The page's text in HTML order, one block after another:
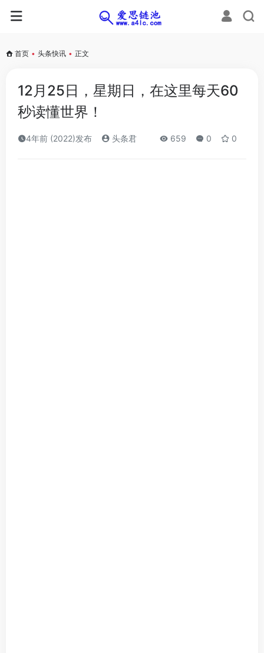
首页 • 头条快讯 • 正文
12月25日，星期日，在这里每天60
秒读懂世界！
4年前 (2022)发布 头条君 659 0 0